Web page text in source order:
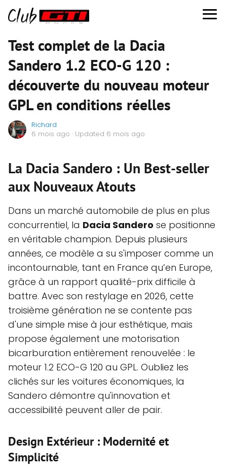
Test complet de la Dacia
Sandero 1.2 ECO-G 120 :
découverte du nouveau moteur
GPL en conditions réelles
Richard
6 mois ago · Updated 6 mois ago
La Dacia Sandero : Un Best-seller
aux Nouveaux Atouts
Dans un marché automobile de plus en plus
concurrentiel, la Dacia Sandero se positionne
en véritable champion. Depuis plusieurs
années, ce modèle a su s'imposer comme un
incontournable, tant en France qu’en Europe,
grâce à un rapport qualité-prix difficile à
battre. Avec son restylage en 2026, cette
troisième génération ne se contente pas
d'une simple mise à jour esthétique, mais
propose également une motorisation
bicarburation entièrement renouvelée : le
moteur 1.2 ECO-G 120 au GPL. Oubliez les
clichés sur les voitures économiques, la
Sandero démontre qu'innovation et
accessibilité peuvent aller de pair.
Design Extérieur : Modernité et
Simplicité